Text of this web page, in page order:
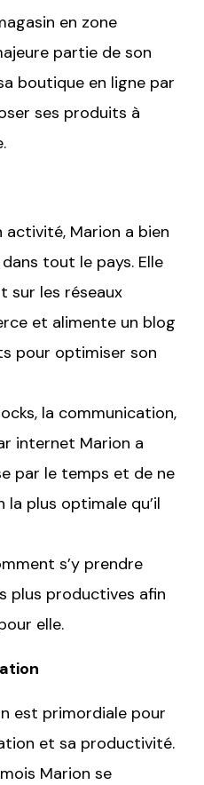
en zone
partie de son
boutique en ligne par
ses produits à
activité, Marion a bien
tout le pays. Elle
sur les réseaux
et alimente un blog
pour optimiser son
la communication,
internet Marion a
par le temps et de ne
la plus optimale qu’il
s’y prendre
plus productives afin
elle.
est primordiale pour
et sa productivité.
Marion se